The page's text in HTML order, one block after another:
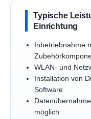
Typische
Einrichtung
Inbetriebnahme
WLAN- und
Installation von
Software
möglich